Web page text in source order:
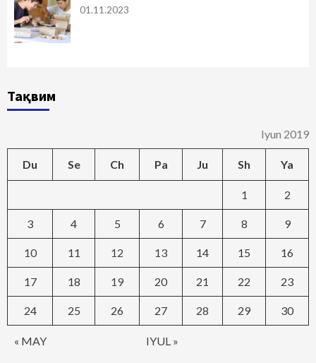
01.11.2023
Тақвим
Iyun 2019
Du Se Ch Pa Ju Sh Ya
« MAY IYUL »
1 2
3 4 5 6 7 8 9
10 11 12 13 14 15 16
17 18 19 20 21 22 23
24 25 26 27 28 29 30